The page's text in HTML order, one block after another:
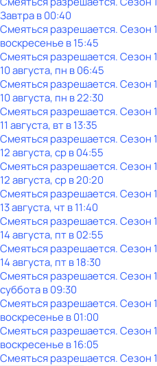
Завтра в 00:40
Смеяться разрешается. Сезон 1
воскресенье в15:45
Смеяться разрешается. Сезон 1
10 августа, пн в 06:45
Смеяться разрешается. Сезон 1
10 августа, пн в 22:30
Смеяться разрешается. Сезон 1
11 августа, вт в 13:35
Смеяться разрешается. Сезон 1
12 августа, ср в 04:55
Смеяться разрешается. Сезон 1
12 августа, ср в 20:20
Смеяться разрешается. Сезон 1
13 августа, чт в 11:40
Смеяться разрешается. Сезон 1
14 августа, пт в 02:55
Смеяться разрешается. Сезон 1
14 августа, пт в 18:30
Смеяться разрешается. Сезон 1
субботав09:30
Смеяться разрешается. Сезон 1
воскресенье в01:00
Смеяться разрешается. Сезон 1
воскресенье в16:05
Смеяться разрешается. Сезон 1